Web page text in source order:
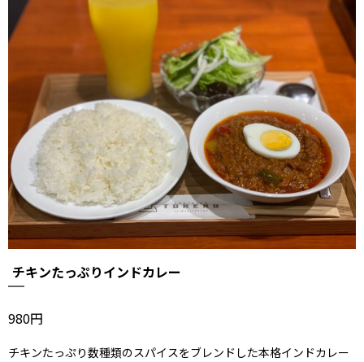
チキンたっぷりインドカレー
980円
チキンたっぷり数種類のスパイスをブレンドした本格インドカレー